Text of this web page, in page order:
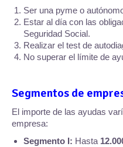
Ser una pyme o
Estar al día con las
Seguridad Social.
Realizar el test de
No superar el límite de
Segmentos de
El importe de las ayudas
empresa:
Segmento I: Hasta